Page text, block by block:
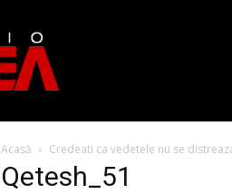
Acasă Credeati ca vedetele nu se
Qetesh_51